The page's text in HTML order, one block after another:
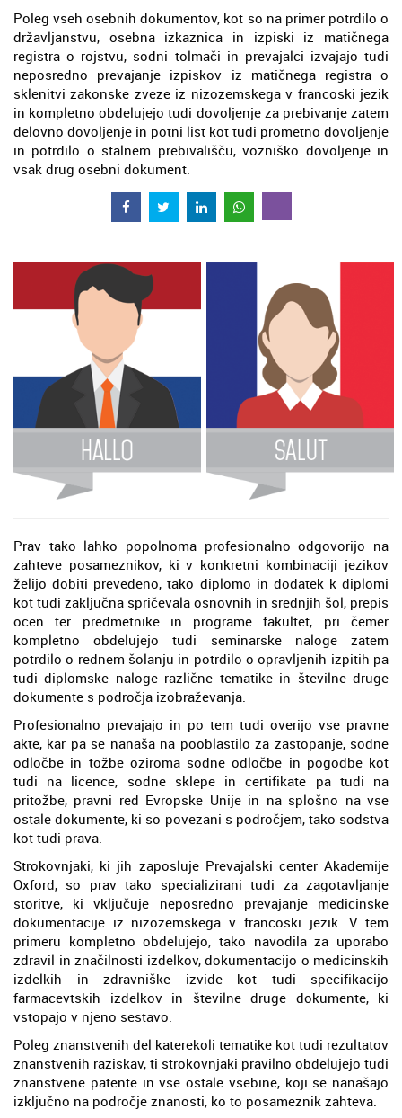
Poleg vseh osebnih dokumentov, kot so na primer potrdilo o
državljanstvu, osebna izkaznica in izpiski iz matičnega
registra o rojstvu, sodni tolmači in prevajalci izvajajo tudi
neposredno prevajanje izpiskov iz matičnega registra o
sklenitvi zakonske zveze iz nizozemskega v francoski jezik
in kompletno obdelujejo tudi dovoljenje za prebivanje zatem
delovno dovoljenje in potni list kot tudi prometno dovoljenje
in potrdilo o stalnem prebivališču, vozniško dovoljenje in
vsak drug osebni dokument.
Prav tako lahko popolnoma profesionalno odgovorijo na
zahteve posameznikov, ki v konkretni kombinaciji jezikov
želijo dobiti prevedeno, tako diplomo in dodatek k diplomi
kot tudi zaključna spričevala osnovnih in srednjih šol, prepis
ocen ter predmetnike in programe fakultet, pri čemer
kompletno obdelujejo tudi seminarske naloge zatem
potrdilo o rednem šolanju in potrdilo o opravljenih izpitih pa
tudi diplomske naloge različne tematike in številne druge
dokumente s področja izobraževanja.
Profesionalno prevajajo in po tem tudi overijo vse pravne
akte, kar pa se nanaša na pooblastilo za zastopanje, sodne
odločbe in tožbe oziroma sodne odločbe in pogodbe kot
tudi na licence, sodne sklepe in certifikate pa tudi na
pritožbe, pravni red Evropske Unije in na splošno na vse
ostale dokumente, ki so povezani s področjem, tako sodstva
kot tudi prava.
Strokovnjaki, ki jih zaposluje Prevajalski center Akademije
Oxford, so prav tako specializirani tudi za zagotavljanje
storitve, ki vključuje neposredno prevajanje medicinske
dokumentacije iz nizozemskega v francoski jezik. V tem
primeru kompletno obdelujejo, tako navodila za uporabo
zdravil in značilnosti izdelkov, dokumentacijo o medicinskih
izdelkih in zdravniške izvide kot tudi specifikacijo
farmacevtskih izdelkov in številne druge dokumente, ki
vstopajo v njeno sestavo.
Poleg znanstvenih del katerekoli tematike kot tudi rezultatov
znanstvenih raziskav, ti strokovnjaki pravilno obdelujejo tudi
znanstvene patente in vse ostale vsebine, koji se nanašajo
izključno na področje znanosti, ko to posameznik zahteva.